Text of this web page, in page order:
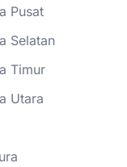
Pusat
Selatan
Timur
Utara